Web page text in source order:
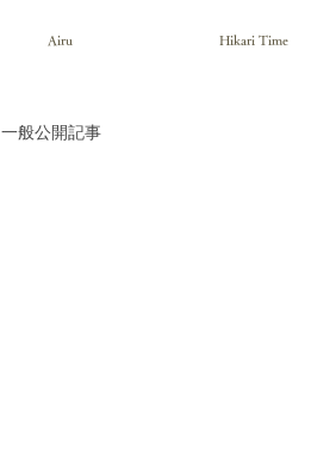
Airu Hikari Time
一般公開記事